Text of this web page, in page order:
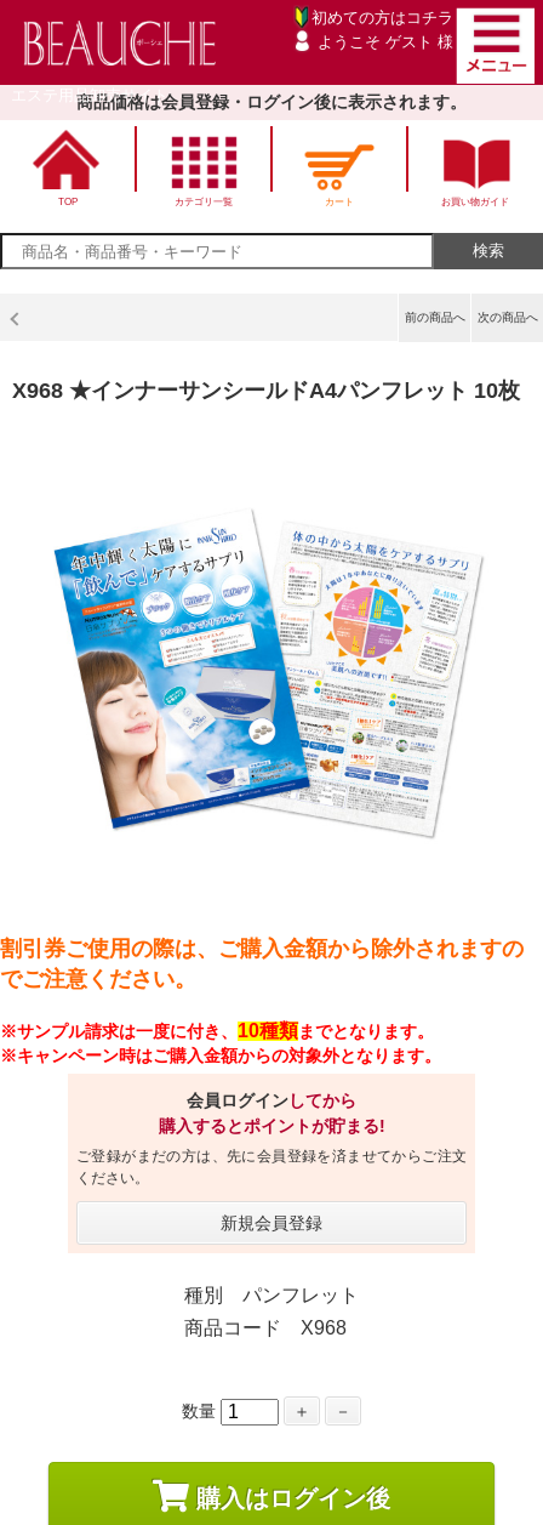
エステ用品卸売サイト
初めての方は コチラ
ようこそ ゲスト 様
商品価格は会員登録・ログイン後に表示されます。
TOP カテゴリ一覧 カート お買い物ガイド
次の商品へ
前の商品へ
X968 ★インナーサンシールドA4パンフレット 10枚
割引券ご使用の際は、ご購入金額から除外されますの
でご注意ください。
※サンプル請求は一度に付き、 10種類までとなります。
※キャンペーン時はご購入金額からの対象外となります。
会員ログインしてから
購入するとポイントが貯まる!
ご登録がまだの方は、先に会員登録を済ませてからご注文
ください。
新規会員登録
種別 パンフレット
商品コード X968
数量 ＋ －
購入はログイン後